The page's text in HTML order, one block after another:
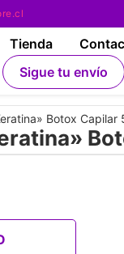
Tienda
Sigue tu envío
Botox Capilar